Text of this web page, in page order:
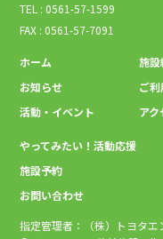
TEL : 0561-57-1599
FAX : 0561-57-7091
ホーム
お知らせ
活動・イベント
施
ご
アク
やってみたい！活動応援
施設予約
お問い合わせ
指定管理者：（株）トヨタエ